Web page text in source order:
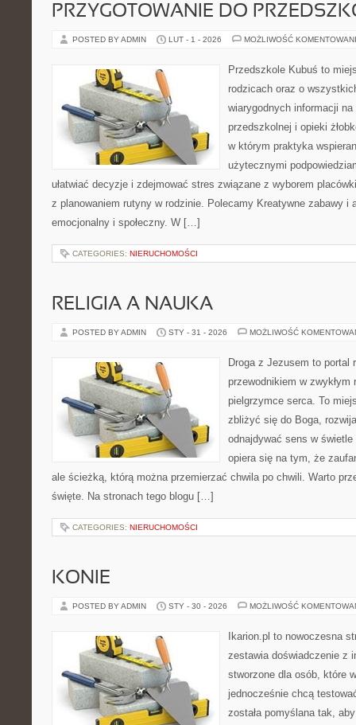
PRZYGOTOWANIE DO
POSTED BY ADMIN LUT - 1 - 2026 MOŻLIWOŚĆ
Przedszkole Kubuś to
rodzicach oraz o
wiarygodnych informacji
przedszkolnej i opieki
w którym praktyka
użytecznymi
ułatwiać decyzje i zdejmować stres związane z wyborem
z planowaniem rutyny w rodzinie. Polecamy Kreatywne zabawy i
emocjonalny i społeczny. W […]
CATEGORIES: NIERUCHOMOŚCI
RELIGIA A NAUKA
POSTED BY ADMIN STY - 31 - 2026 MOŻLIWOŚĆ
Droga z Jezusem to portal
przewodnikiem w
pielgrzymce serca. To
zbliżyć się do Boga,
odnajdywać sens w świetle
opiera się na tym, że
ale ścieżką, którą można przemierzać chwila po chwili. Warto
święte. Na stronach tego blogu […]
CATEGORIES: NIERUCHOMOŚCI
KONIE
POSTED BY ADMIN STY - 30 - 2026 MOŻLIWOŚĆ
Ikarion.pl to nowoczesna
zestawia doświadczenie z
stworzone dla osób, które
jednocześnie chcą
została pomyślana tak,